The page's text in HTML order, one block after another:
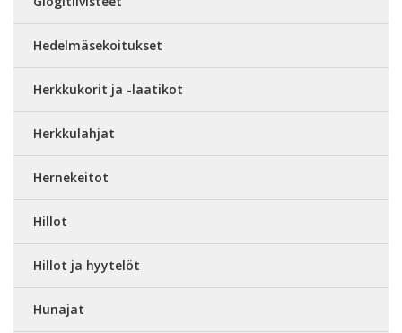
Hedelmäsekoitukset
Herkkukorit ja -laatikot
Herkkulahjat
Hernekeitot
Hillot
Hillot ja hyytelöt
Hunajat